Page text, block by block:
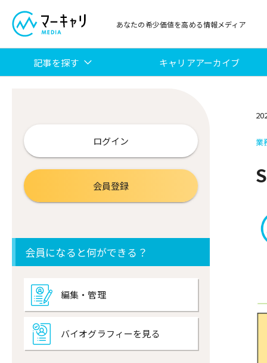
あなたの希少価値を高める情報メディア
記事を探す キャリアアーカイブ
ログイン
会員登録
会員になると何ができる？
編集・管理
バイオグラフィーを見る
業